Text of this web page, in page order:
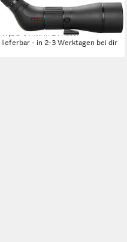
Spektiv 8-24x50 ED Fernglas
350,00 €
17,38 €mtl. in 24 Raten
lieferbar - in 2-3 Werktagen bei dir